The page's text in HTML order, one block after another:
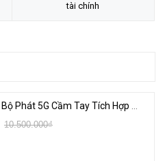
ly truy cập mạng giữa các phòng
hưởng đến toàn mạng, người ta
VLAN theo phòng ban, tầng,…
tài chính
ZTE U60 Pro | Bộ Phát 5G Cầm Tay Tích Hợp Công Nghệ WiFi 7, Pin 10000mAh
10.500.000₫